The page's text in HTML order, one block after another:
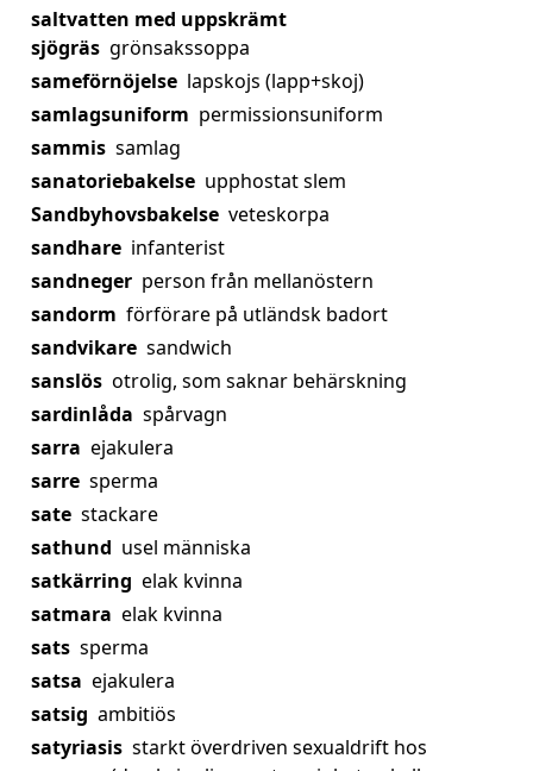
saltvatten med uppskrämt
sjögräs grönsakssoppa
sameförnöjelse lapskojs (lapp+skoj)
samlagsuniform permissionsuniform
sammis samlag
sanatoriebakelse upphostat slem
Sandbyhovsbakelse veteskorpa
sandhare infanterist
sandneger person från mellanöstern
sandorm förförare på utländsk badort
sandvikare sandwich
sanslös otrolig, som saknar behärskning
sardinlåda spårvagn
sarra ejakulera
sarre sperma
sate stackare
sathund usel människa
satkärring elak kvinna
satmara elak kvinna
sats sperma
satsa ejakulera
satsig ambitiös
satyriasis starkt överdriven sexualdrift hos